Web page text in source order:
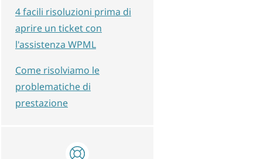
4 facili risoluzioni prima di
aprire un ticket con
l'assistenza WPML
Come risolviamo le
problematiche di
prestazione